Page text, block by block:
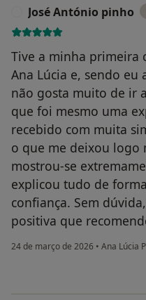
José António pinho
Tive a minha primeira
Ana Lúcia e, sendo
não gosta muito de ir
que foi mesmo uma
recebido com muita
o que me deixou logo
mostrou-se
explicou tudo de
confiança. Sem
positiva que
24 de março de 2026 • Ana Lúcia